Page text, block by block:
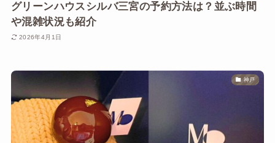
グリーンハウスシルバ三宮の予約方法は？並ぶ時間
や混雑状況も紹介
2026年4月1日
神戸